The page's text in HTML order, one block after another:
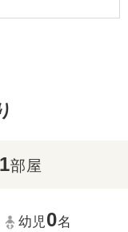
1部屋
幼児0名